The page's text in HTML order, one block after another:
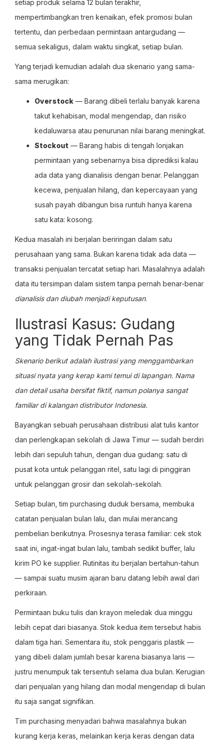
setiap produk selama 12 bulan terakhir,
mempertimbangkan tren kenaikan, efek promosi bulan
tertentu, dan perbedaan permintaan antargudang —
semua sekaligus, dalam waktu singkat, setiap bulan.
Yang terjadi kemudian adalah dua skenario yang sama-
sama merugikan:
Overstock — Barang dibeli terlalu banyak karena
takut kehabisan, modal mengendap, dan risiko
kedaluwarsa atau penurunan nilai barang meningkat.
Stockout — Barang habis di tengah lonjakan
permintaan yang sebenarnya bisa diprediksi kalau
ada data yang dianalisis dengan benar. Pelanggan
kecewa, penjualan hilang, dan kepercayaan yang
susah payah dibangun bisa runtuh hanya karena
satu kata: kosong.
Kedua masalah ini berjalan beriringan dalam satu
perusahaan yang sama. Bukan karena tidak ada data —
transaksi penjualan tercatat setiap hari. Masalahnya adalah
data itu tersimpan dalam sistem tanpa pernah benar-benar
dianalisis dan diubah menjadi keputusan.
Ilustrasi Kasus: Gudang
yang Tidak Pernah Pas
Skenario berikut adalah ilustrasi yang menggambarkan
situasi nyata yang kerap kami temui di lapangan. Nama
dan detail usaha bersifat fiktif, namun polanya sangat
familiar di kalangan distributor Indonesia.
Bayangkan sebuah perusahaan distribusi alat tulis kantor
dan perlengkapan sekolah di Jawa Timur — sudah berdiri
lebih dari sepuluh tahun, dengan dua gudang: satu di
pusat kota untuk pelanggan ritel, satu lagi di pinggiran
untuk pelanggan grosir dan sekolah-sekolah.
Setiap bulan, tim purchasing duduk bersama, membuka
catatan penjualan bulan lalu, dan mulai merancang
pembelian berikutnya. Prosesnya terasa familiar: cek stok
saat ini, ingat-ingat bulan lalu, tambah sedikit buffer, lalu
kirim PO ke supplier. Rutinitas itu berjalan bertahun-tahun
— sampai suatu musim ajaran baru datang lebih awal dari
perkiraan.
Permintaan buku tulis dan krayon meledak dua minggu
lebih cepat dari biasanya. Stok kedua item tersebut habis
dalam tiga hari. Sementara itu, stok penggaris plastik —
yang dibeli dalam jumlah besar karena biasanya laris —
justru menumpuk tak tersentuh selama dua bulan. Kerugian
dari penjualan yang hilang dan modal mengendap di bulan
itu saja sangat signifikan.
Tim purchasing menyadari bahwa masalahnya bukan
kurang kerja keras, melainkan kerja keras dengan data